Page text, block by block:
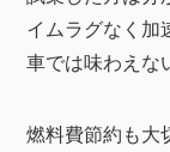
イムラグなく加
車では味わえな
燃料費節約も大